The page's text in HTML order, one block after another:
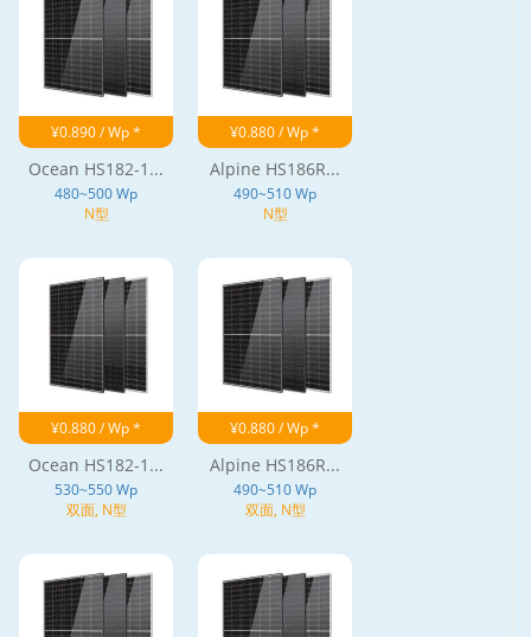
¥0.890 / Wp *
Ocean HS182-1...
480~500 Wp
N型
¥0.880 / Wp *
Alpine HS186R...
490~510 Wp
N型
¥0.880 / Wp *
Ocean HS182-1...
530~550 Wp
双面, N型
¥0.880 / Wp *
Alpine HS186R...
490~510 Wp
双面, N型